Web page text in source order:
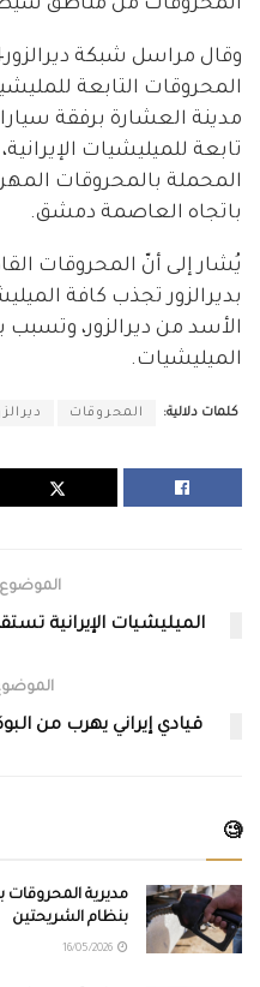
المحروقات من مناطق
المحروقات التابعة
مدينة العشارة برفقة
تابعة للميليشيات
المحملة بالمحروقات
باتجاه العاصمة دمشق.
يُشار إلى أنّ المحروقات
بديرالزور تجذب كافة
الأسد من ديرالزور،
الميليشيات.
كلمات دلالية: المحروقات
الميليشيات الإيرانية
قيادي إيراني يهرب من
🧐
مديرية المحروقات
بنظام الشريحتين